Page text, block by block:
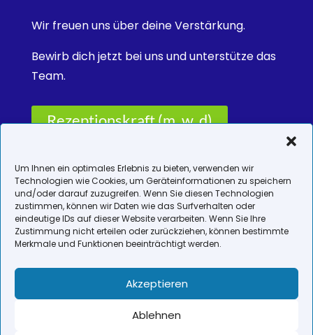
Um Ihnen ein optimales Erlebnis zu bieten, verwenden wir
Technologien wie Cookies, um Geräteinformationen zu speichern
und/oder darauf zuzugreifen. Wenn Sie diesen Technologien
zustimmen, können wir Daten wie das Surfverhalten oder
eindeutige IDs auf dieser Website verarbeiten. Wenn Sie Ihre
Zustimmung nicht erteilen oder zurückziehen, können bestimmte
Merkmale und Funktionen beeinträchtigt werden.
Akzeptieren
Ablehnen
Wir freuen uns über deine Verstärkung.
Bewirb dich jetzt bei uns und unterstütze das
Team.
Rezeptionskraft (m, w, d)
Physiotherapeut/in (m, w, d)
Impressum
Datenschutz